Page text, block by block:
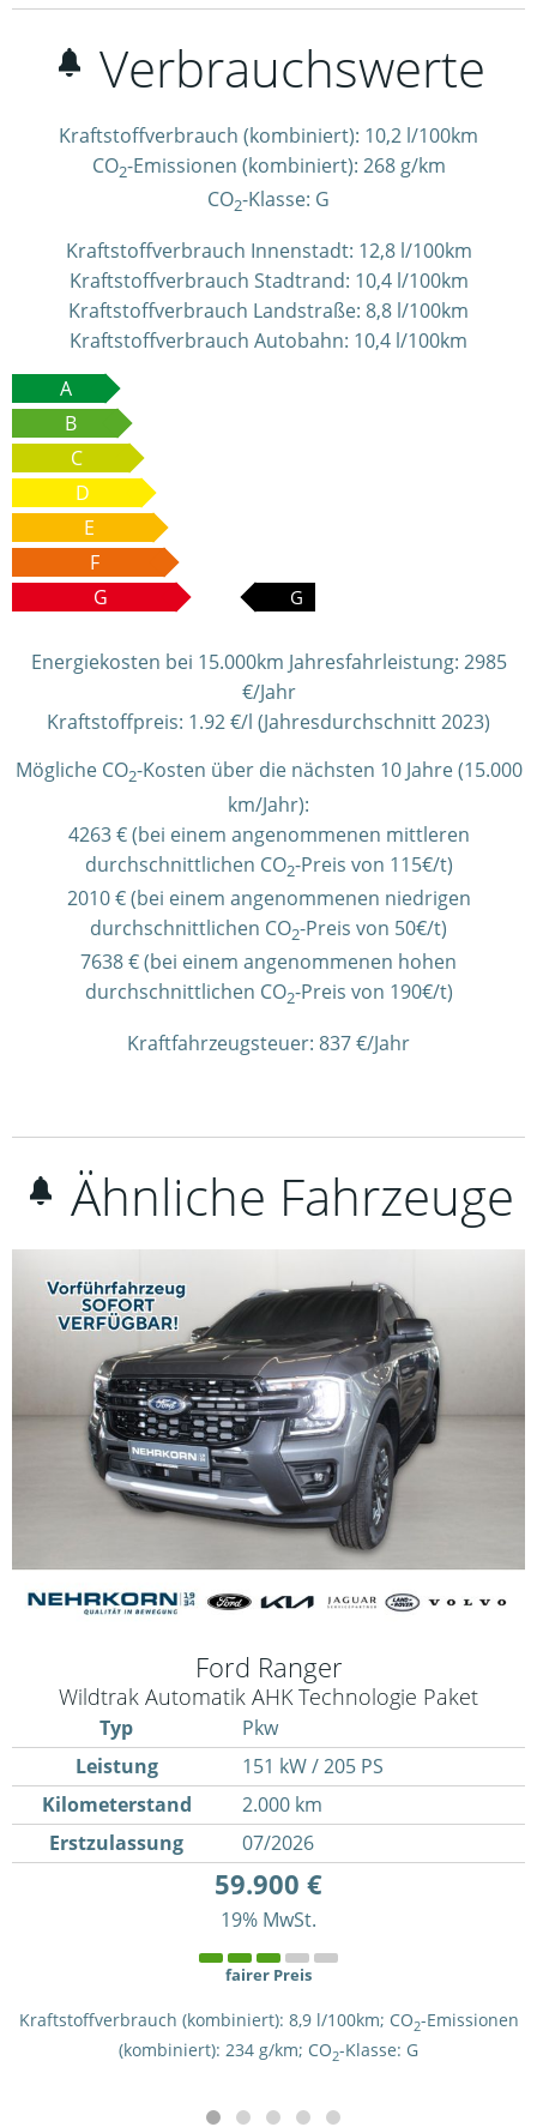
Verbrauchswerte
Kraftstoffverbrauch (kombiniert): 10,2 l/100km
CO2-Emissionen (kombiniert): 268 g/km
CO2-Klasse: G
Kraftstoffverbrauch Innenstadt: 12,8 l/100km
Kraftstoffverbrauch Stadtrand: 10,4 l/100km
Kraftstoffverbrauch Landstraße: 8,8 l/100km
Kraftstoffverbrauch Autobahn: 10,4 l/100km
A
B
C
D
E
F
G
G
Energiekosten bei 15.000km Jahresfahrleistung: 2985
€/Jahr
Kraftstoffpreis: 1.92 €/l (Jahresdurchschnitt 2023)
Mögliche CO2-Kosten über die nächsten 10 Jahre (15.000
km/Jahr):
4263 € (bei einem angenommenen mittleren
durchschnittlichen CO2-Preis von 115€/t)
2010 € (bei einem angenommenen niedrigen
durchschnittlichen CO2-Preis von 50€/t)
7638 € (bei einem angenommenen hohen
durchschnittlichen CO2-Preis von 190€/t)
Kraftfahrzeugsteuer: 837 €/Jahr
Ähnliche Fahrzeuge
Ford Ranger
Wildtrak Automatik AHK Technologie Paket
Typ
Pkw
Leistung
151 kW / 205 PS
Kilometerstand
2.000 km
Erstzulassung
07/2026
59.900 €
19% MwSt.
fairer Preis
Kraftstoffverbrauch (kombiniert): 8,9 l/100km; CO2-Emissionen
(kombiniert): 234 g/km; CO2-Klasse: G